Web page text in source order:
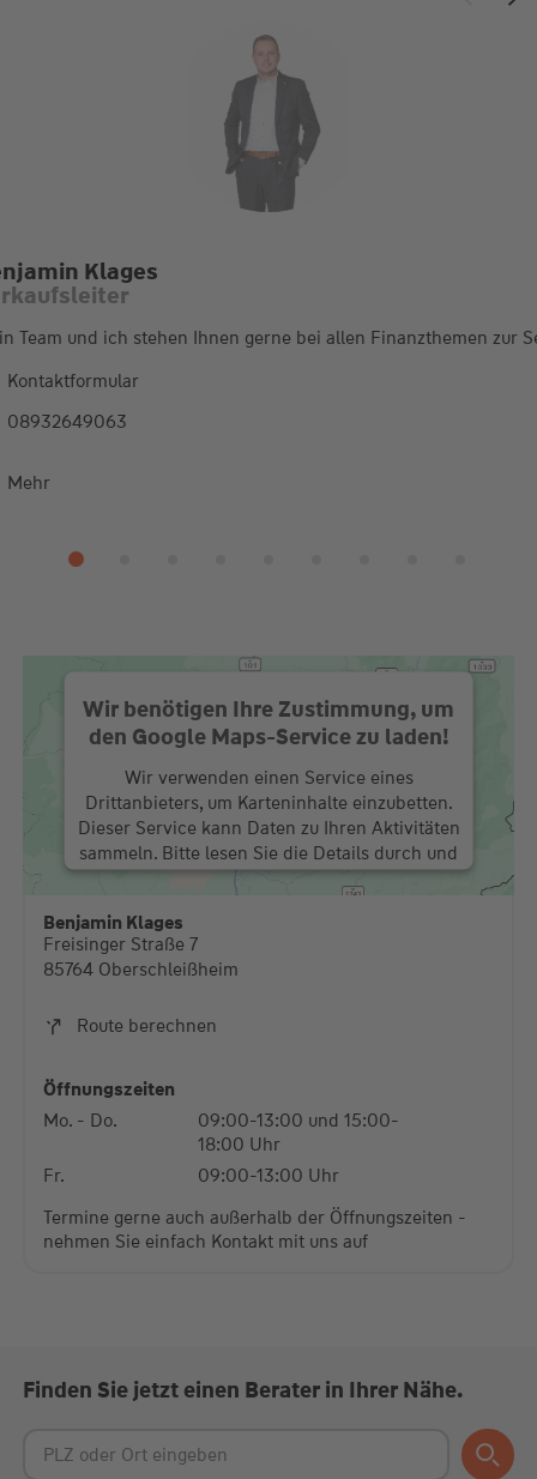
Klages
Team und ich stehen Ihnen gerne bei allen Finanzthemen zur
Kontaktformular
08932649063
Mehr
Wir benötigen Ihre Zustimmung, um
den Google Maps-Service zu laden!
Wir verwenden einen Service eines
Drittanbieters, um Karteninhalte einzubetten.
Dieser Service kann Daten zu Ihren Aktivitäten
sammeln. Bitte lesen Sie die Details durch und
stimmen Sie der Nutzung des Service zu, um
diese Karte anzuzeigen.
Mehr Informationen
Benjamin Klages
Freisinger Straße 7
85764 Oberschleißheim
Route berechnen
Öffnungszeiten
Mo. - Do.
09:00-13:00 und 15:00-
18:00 Uhr
Fr.
09:00-13:00 Uhr
Termine gerne auch außerhalb der Öffnungszeiten -
nehmen Sie einfach Kontakt mit uns auf
Finden Sie jetzt einen Berater in Ihrer Nähe.